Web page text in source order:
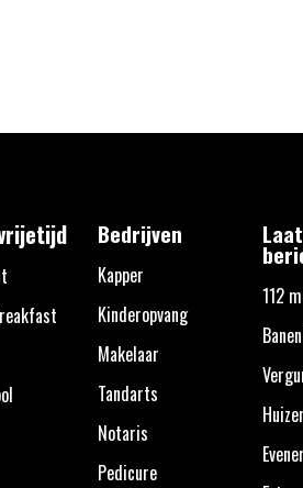
Bedrijven
Kapper
Kinderopvang
Makelaar
Tandarts
Notaris
Pedicure
112